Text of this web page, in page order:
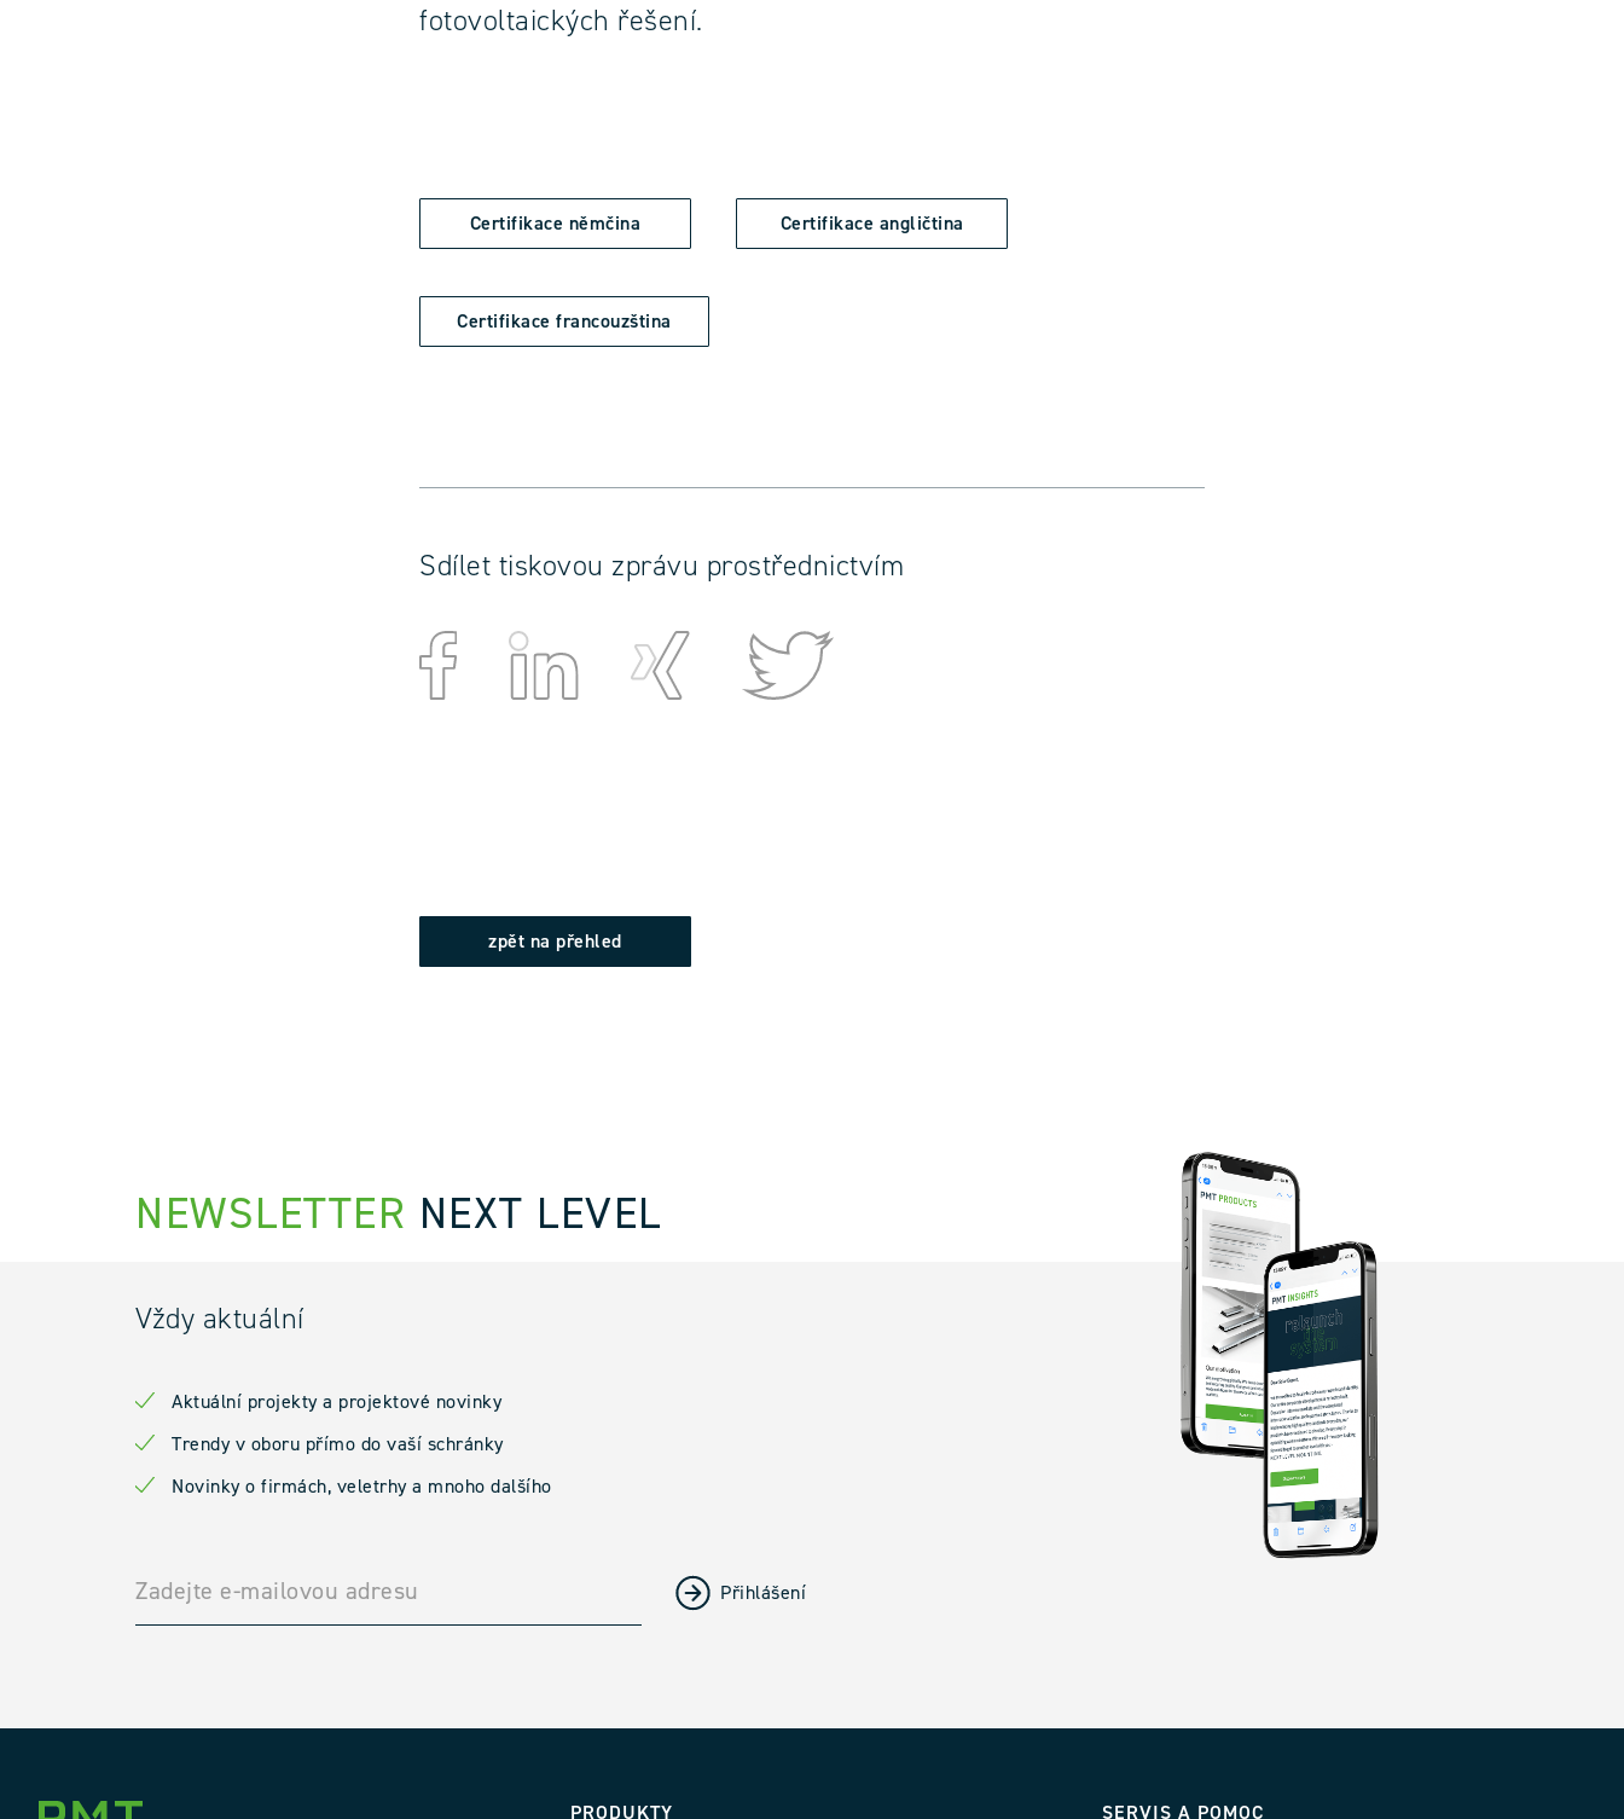
fotovoltaických řešení.
Certifikace němčina Certifikace angličtina
Certifikace francouzština
Sdílet tiskovou zprávu prostřednictvím
zpět na přehled
NEWSLETTER NEXT LEVEL
Vždy aktuální
Aktuální projekty a projektové novinky
Trendy v oboru přímo do vaší schránky
Novinky o firmách, veletrhy a mnoho dalšího
PRODUKTY SERVIS A POMOC